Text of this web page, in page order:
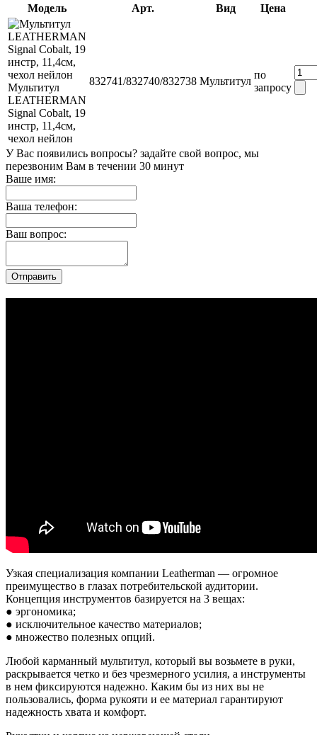
Модель
Арт. Вид Цена
Мультитул
LEATHERMAN
Signal Cobalt, 19
инстр, 11,4см,
чехол нейлон
832741/832740/832738 Мультитул
по
запросу
У Вас появились вопросы? задайте свой вопрос, мы
перезвоним Вам в течении 30 минут
Ваше имя:
Ваша телефон:
Ваш вопрос:
Узкая специализация компании Leatherman — огромное
преимущество в глазах потребительской аудитории.
Концепция инструментов базируется на 3 вещах:
● эргономика;
● исключительное качество материалов;
● множество полезных опций.
Любой карманный мультитул, который вы возьмете в руки,
раскрывается четко и без чрезмерного усилия, а инструменты
в нем фиксируются надежно. Каким бы из них вы не
пользовались, форма рукояти и ее материал гарантируют
надежность хвата и комфорт.